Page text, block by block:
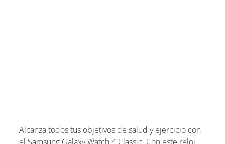
Alcanza todos tus objetivos de salud y ejercicio con